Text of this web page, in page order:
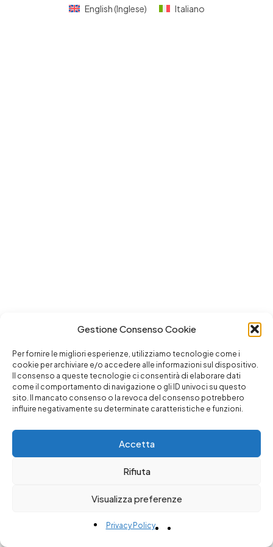
Gestione Consenso Cookie
Per fornire le migliori esperienze, utilizziamo tecnologie come i
cookie per archiviare e/o accedere alle informazioni sul dispositivo.
Il consenso a queste tecnologie ci consentirà di elaborare dati
come il comportamento di navigazione o gli ID univoci su questo
sito. Il mancato consenso o la revoca del consenso potrebbero
influire negativamente su determinate caratteristiche e funzioni.
Accetta
Rifiuta
Visualizza preferenze
Privacy Policy
English(Inglese) Italiano